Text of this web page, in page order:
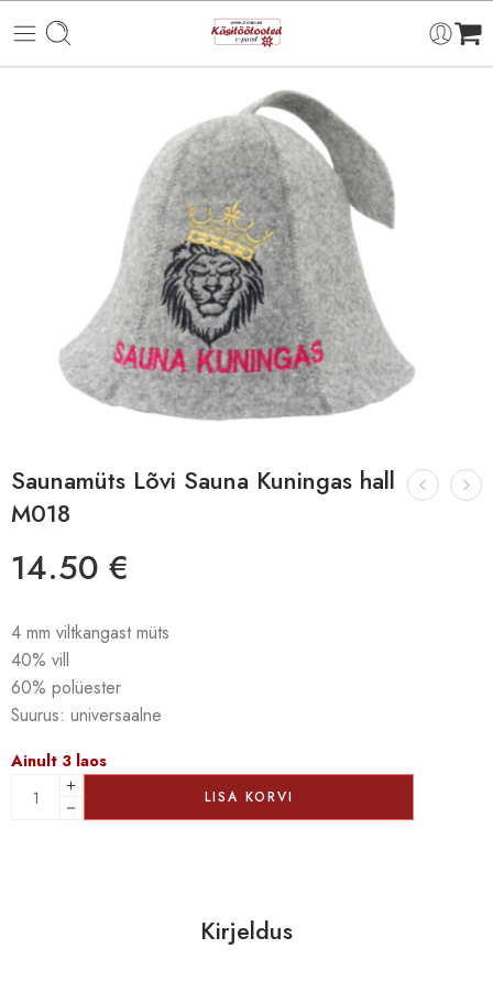
Saunamüts Lõvi Sauna Kuningas hall
M018
14.50 €
4 mm viltkangast müts
40% vill
60% polüester
Suurus: universaalne
Ainult 3 laos
LISA KORVI
Kirjeldus